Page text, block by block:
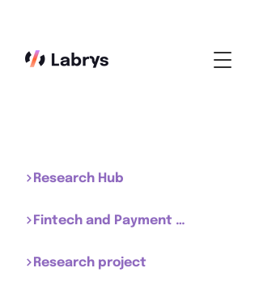
Research Hub
Fintech and Payment System
Research project